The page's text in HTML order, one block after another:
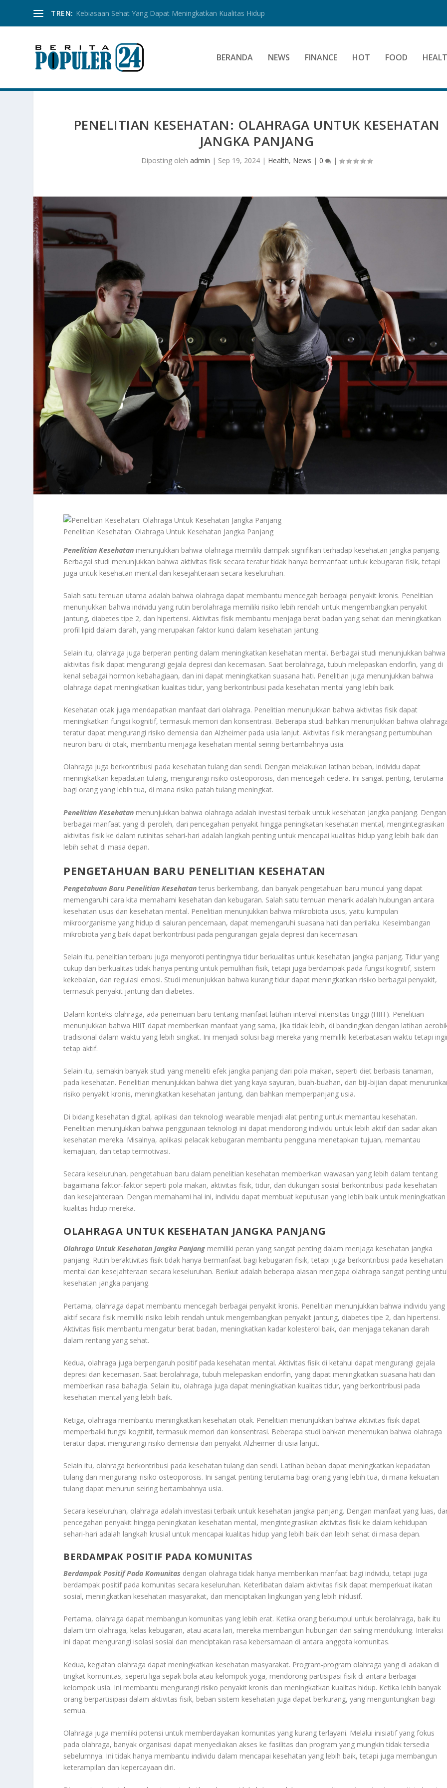
TREN: Kebiasaan Sehat Yang Dapat Meningkatkan Kualitas Hidup
BERANDA NEWS FINANCE HOT FOOD
PENELITIAN KESEHATAN: OLAHRAGA UNTUK KESEHATAN
JANGKA PANJANG
Diposting olehadmin | Sep 19, 2024 | Health, News |0 |
Penelitian Kesehatan: Olahraga Untuk Kesehatan Jangka Panjang
Penelitian Kesehatan menunjukkan bahwa olahraga memiliki dampak signifikan terhadap kesehatan jangka panjang.
Berbagai studi menunjukkan bahwa aktivitas fisik secara teratur tidak hanya bermanfaat untuk kebugaran fisik, tetapi
juga untuk kesehatan mental dan kesejahteraan secara keseluruhan.
Salah satu temuan utama adalah bahwa olahraga dapat membantu mencegah berbagai penyakit kronis. Penelitian
menunjukkan bahwa individu yang rutin berolahraga memiliki risiko lebih rendah untuk mengembangkan penyakit
jantung, diabetes tipe 2, dan hipertensi. Aktivitas fisik membantu menjaga berat badan yang sehat dan meningkatkan
profil lipid dalam darah, yang merupakan faktor kunci dalam kesehatan jantung.
Selain itu, olahraga juga berperan penting dalam meningkatkan kesehatan mental. Berbagai studi menunjukkan bahwa
aktivitas fisik dapat mengurangi gejala depresi dan kecemasan. Saat berolahraga, tubuh melepaskan endorfin, yang di
kenal sebagai hormon kebahagiaan, dan ini dapat meningkatkan suasana hati. Penelitian juga menunjukkan bahwa
olahraga dapat meningkatkan kualitas tidur, yang berkontribusi pada kesehatan mental yang lebih baik.
Kesehatan otak juga mendapatkan manfaat dari olahraga. Penelitian menunjukkan bahwa aktivitas fisik dapat
meningkatkan fungsi kognitif, termasuk memori dan konsentrasi. Beberapa studi bahkan menunjukkan bahwa
teratur dapat mengurangi risiko demensia dan Alzheimer pada usia lanjut. Aktivitas fisik merangsang pertumbuhan
neuron baru di otak, membantu menjaga kesehatan mental seiring bertambahnya usia.
Olahraga juga berkontribusi pada kesehatan tulang dan sendi. Dengan melakukan latihan beban, individu dapat
meningkatkan kepadatan tulang, mengurangi risiko osteoporosis, dan mencegah cedera. Ini sangat penting, terutama
bagi orang yang lebih tua, di mana risiko patah tulang meningkat.
Penelitian Kesehatan menunjukkan bahwa olahraga adalah investasi terbaik untuk kesehatan jangka panjang. Dengan
berbagai manfaat yang di peroleh, dari pencegahan penyakit hingga peningkatan kesehatan mental, mengintegrasikan
aktivitas fisik ke dalam rutinitas sehari-hari adalah langkah penting untuk mencapai kualitas hidup yang lebih baik dan
lebih sehat di masa depan.
PENGETAHUAN BARU PENELITIAN KESEHATAN
Pengetahuan Baru Penelitian Kesehatan terus berkembang, dan banyak pengetahuan baru muncul yang dapat
memengaruhi cara kita memahami kesehatan dan kebugaran. Salah satu temuan menarik adalah hubungan antara
kesehatan usus dan kesehatan mental. Penelitian menunjukkan bahwa mikrobiota usus, yaitu kumpulan
mikroorganisme yang hidup di saluran pencernaan, dapat memengaruhi suasana hati dan perilaku. Keseimbangan
mikrobiota yang baik dapat berkontribusi pada pengurangan gejala depresi dan kecemasan.
Selain itu, penelitian terbaru juga menyoroti pentingnya tidur berkualitas untuk kesehatan jangka panjang. Tidur yang
cukup dan berkualitas tidak hanya penting untuk pemulihan fisik, tetapi juga berdampak pada fungsi kognitif, sistem
kekebalan, dan regulasi emosi. Studi menunjukkan bahwa kurang tidur dapat meningkatkan risiko berbagai penyakit,
termasuk penyakit jantung dan diabetes.
Dalam konteks olahraga, ada penemuan baru tentang manfaat latihan interval intensitas tinggi (HIIT). Penelitian
menunjukkan bahwa HIIT dapat memberikan manfaat yang sama, jika tidak lebih, di bandingkan dengan latihan
tradisional dalam waktu yang lebih singkat. Ini menjadi solusi bagi mereka yang memiliki keterbatasan waktu tetapi
tetap aktif.
Selain itu, semakin banyak studi yang meneliti efek jangka panjang dari pola makan, seperti diet berbasis tanaman,
pada kesehatan. Penelitian menunjukkan bahwa diet yang kaya sayuran, buah-buahan, dan biji-bijian dapat
risiko penyakit kronis, meningkatkan kesehatan jantung, dan bahkan memperpanjang usia.
Di bidang kesehatan digital, aplikasi dan teknologi wearable menjadi alat penting untuk memantau kesehatan.
Penelitian menunjukkan bahwa penggunaan teknologi ini dapat mendorong individu untuk lebih aktif dan sadar akan
kesehatan mereka. Misalnya, aplikasi pelacak kebugaran membantu pengguna menetapkan tujuan, memantau
kemajuan, dan tetap termotivasi.
Secara keseluruhan, pengetahuan baru dalam penelitian kesehatan memberikan wawasan yang lebih dalam tentang
bagaimana faktor-faktor seperti pola makan, aktivitas fisik, tidur, dan dukungan sosial berkontribusi pada kesehatan
dan kesejahteraan. Dengan memahami hal ini, individu dapat membuat keputusan yang lebih baik untuk meningkatkan
kualitas hidup mereka.
OLAHRAGA UNTUK KESEHATAN JANGKA PANJANG
Olahraga Untuk Kesehatan Jangka Panjang memiliki peran yang sangat penting dalam menjaga kesehatan jangka
panjang. Rutin beraktivitas fisik tidak hanya bermanfaat bagi kebugaran fisik, tetapi juga berkontribusi pada kesehatan
mental dan kesejahteraan secara keseluruhan. Berikut adalah beberapa alasan mengapa olahraga sangat penting
kesehatan jangka panjang.
Pertama, olahraga dapat membantu mencegah berbagai penyakit kronis. Penelitian menunjukkan bahwa individu yang
aktif secara fisik memiliki risiko lebih rendah untuk mengembangkan penyakit jantung, diabetes tipe 2, dan hipertensi.
Aktivitas fisik membantu mengatur berat badan, meningkatkan kadar kolesterol baik, dan menjaga tekanan darah
dalam rentang yang sehat.
Kedua, olahraga juga berpengaruh positif pada kesehatan mental. Aktivitas fisik di ketahui dapat mengurangi gejala
depresi dan kecemasan. Saat berolahraga, tubuh melepaskan endorfin, yang dapat meningkatkan suasana hati dan
memberikan rasa bahagia. Selain itu, olahraga juga dapat meningkatkan kualitas tidur, yang berkontribusi pada
kesehatan mental yang lebih baik.
Ketiga, olahraga membantu meningkatkan kesehatan otak. Penelitian menunjukkan bahwa aktivitas fisik dapat
memperbaiki fungsi kognitif, termasuk memori dan konsentrasi. Beberapa studi bahkan menemukan bahwa olahraga
teratur dapat mengurangi risiko demensia dan penyakit Alzheimer di usia lanjut.
Selain itu, olahraga berkontribusi pada kesehatan tulang dan sendi. Latihan beban dapat meningkatkan kepadatan
tulang dan mengurangi risiko osteoporosis. Ini sangat penting terutama bagi orang yang lebih tua, di mana kekuatan
tulang dapat menurun seiring bertambahnya usia.
Secara keseluruhan, olahraga adalah investasi terbaik untuk kesehatan jangka panjang. Dengan manfaat yang luas,
pencegahan penyakit hingga peningkatan kesehatan mental, mengintegrasikan aktivitas fisik ke dalam kehidupan
sehari-hari adalah langkah krusial untuk mencapai kualitas hidup yang lebih baik dan lebih sehat di masa depan.
BERDAMPAK POSITIF PADA KOMUNITAS
Berdampak Positif Pada Komunitas dengan olahraga tidak hanya memberikan manfaat bagi individu, tetapi juga
berdampak positif pada komunitas secara keseluruhan. Keterlibatan dalam aktivitas fisik dapat memperkuat ikatan
sosial, meningkatkan kesehatan masyarakat, dan menciptakan lingkungan yang lebih inklusif.
Pertama, olahraga dapat membangun komunitas yang lebih erat. Ketika orang berkumpul untuk berolahraga, baik itu
dalam tim olahraga, kelas kebugaran, atau acara lari, mereka membangun hubungan dan saling mendukung. Interaksi
ini dapat mengurangi isolasi sosial dan menciptakan rasa kebersamaan di antara anggota komunitas.
Kedua, kegiatan olahraga dapat meningkatkan kesehatan masyarakat. Program-program olahraga yang di adakan di
tingkat komunitas, seperti liga sepak bola atau kelompok yoga, mendorong partisipasi fisik di antara berbagai
kelompok usia. Ini membantu mengurangi risiko penyakit kronis dan meningkatkan kualitas hidup. Ketika lebih banyak
orang berpartisipasi dalam aktivitas fisik, beban sistem kesehatan juga dapat berkurang, yang menguntungkan bagi
semua.
Olahraga juga memiliki potensi untuk memberdayakan komunitas yang kurang terlayani. Melalui inisiatif yang fokus
pada olahraga, banyak organisasi dapat menyediakan akses ke fasilitas dan program yang mungkin tidak tersedia
sebelumnya. Ini tidak hanya membantu individu dalam mencapai kesehatan yang lebih baik, tetapi juga membangun
keterampilan dan kepercayaan diri.